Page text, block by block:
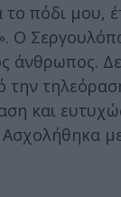
το πόδι μου,
Ο
άνθρωπος.
την
και